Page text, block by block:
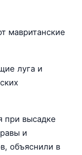
мавританские
луга и
при высадке
и
объяснили в